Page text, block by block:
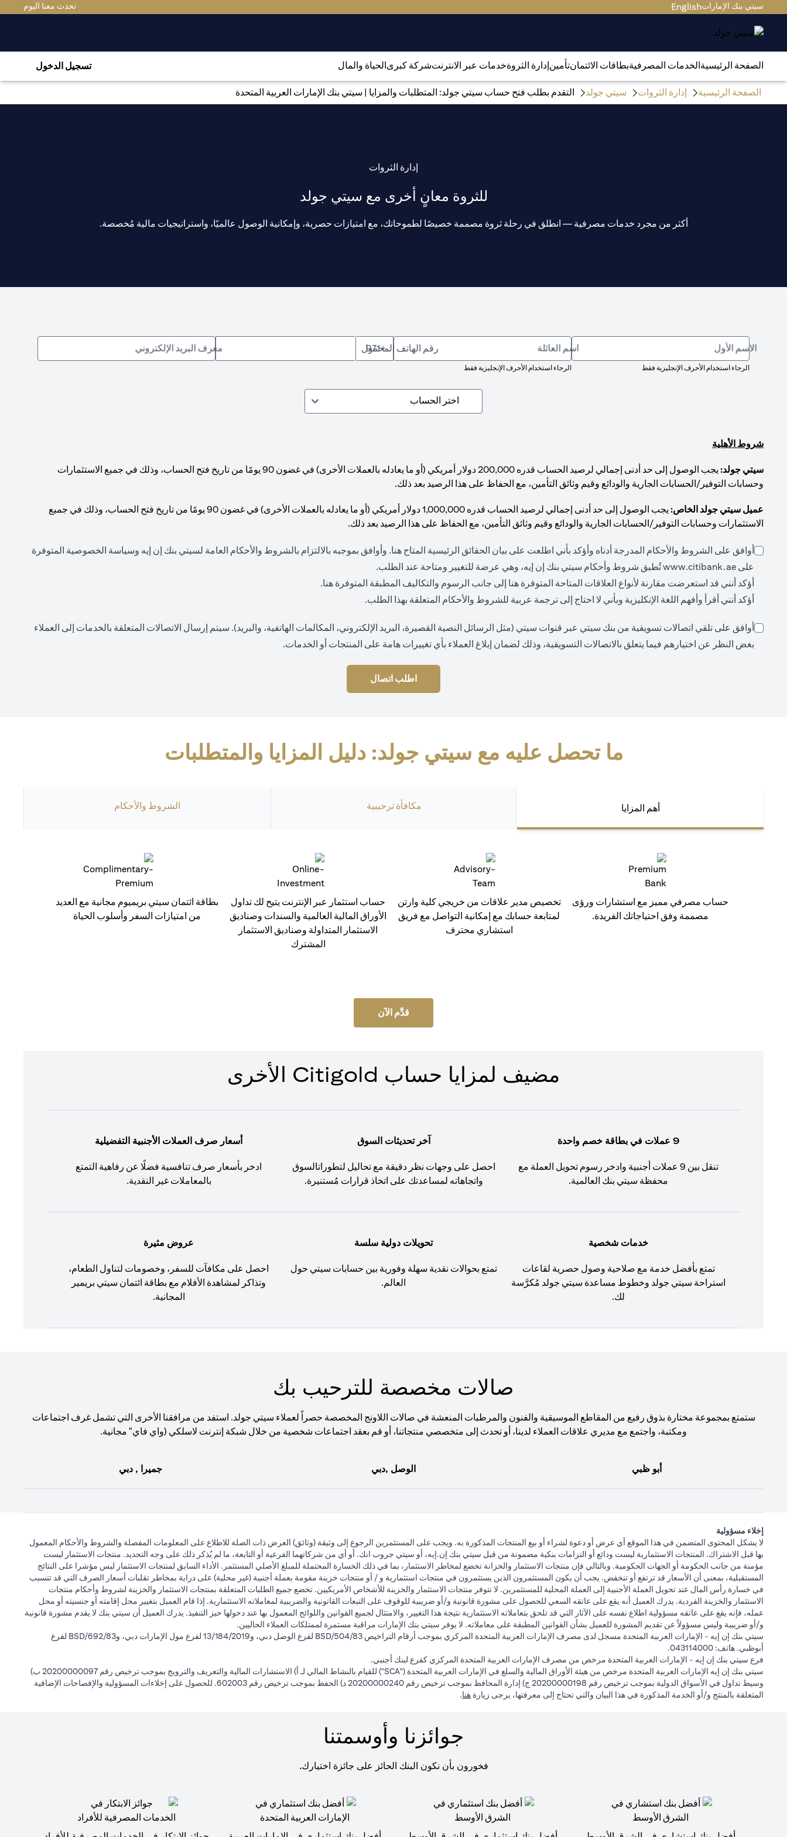
سيتي بنك الإماراتEnglish تحدث معنا اليوم
الصفحة الرئيسيةالخدمات المصرفيةبطاقات الائتمانتأمينإدارة الثروةخدمات عبر الانترنتشركة كبرىالحياة والمال تسجيل الدخول
الصفحة الرئيسية إدارة الثروات سيتي جولد التقدم بطلب فتح حساب سيتي جولد: المتطلبات والمزايا | سيتي بنك الإمارات العربية المتحدة
إدارة الثروات
للثروة معانٍ أخرى مع سيتي جولد
أكثر من مجرد خدمات مصرفية — انطلق في رحلة ثروة مصممة خصيصًا لطموحاتك، مع امتيازات حصرية، وإمكانية الوصول عالميًا، واستراتيجيات مالية مُخصصة.
الرجاء استخدام الأحرف الإنجليزية فقط
الاسم الأول
الرجاء استخدام الأحرف الإنجليزية فقط
اسم العائلة +971
رقم الهاتف المحمول معرف البريد الإلكتروني
شروط الأهلية
سيتي جولد:
يجب الوصول إلى حد أدنى إجمالي لرصيد الحساب قدره 200,000 دولار أمريكي (أو ما يعادله بالعملات الأخرى) في غضون 90 يومًا من تاريخ فتح الحساب، وذلك في جميع الاستثمارات
وحسابات التوفير/الحسابات الجارية والودائع وقيم وثائق التأمين، مع الحفاظ على هذا الرصيد بعد ذلك.
عميل سيتي جولد الخاص:
يجب الوصول إلى حد أدنى إجمالي لرصيد الحساب قدره 1,000,000 دولار أمريكي (أو ما يعادله بالعملات الأخرى) في غضون 90 يومًا من تاريخ فتح الحساب، وذلك في جميع
الاستثمارات وحسابات التوفير/الحسابات الجارية والودائع وقيم وثائق التأمين، مع الحفاظ على هذا الرصيد بعد ذلك.
أوافق على الشروط والأحكام المدرجة أدناه وأؤكد بأني اطلعت على بيان الحقائق الرئيسية المتاح هناopens in a new tab
. وأوافق بموجبه بالالتزام بالشروط والأحكام العامة لسيتي بنك إن إيه وسياسة الخصوصية المتوفرة
على www.citibank.ae
opens in a new tab
تُطبق شروط وأحكام سيتي بنك إن إيه، وهي عرضة للتغيير ومتاحة عند الطلب.
أؤكد أنني قد استعرضت مقارنة لأنواع العلاقات المتاحة المتوفرة هنا opens in a new tab
إلى جانب الرسوم والتكاليف المطبقة المتوفرة هناopens in a new tab.
أؤكد أنني أقرأ وأفهم اللغة الإنكليزية وبأني لا احتاج إلى ترجمة عربية للشروط والأحكام المتعلقة بهذا الطلب.
أوافق على تلقي اتصالات تسويقية من بنك سيتي عبر قنوات سيتي (مثل الرسائل النصية القصيرة، البريد الإلكتروني، المكالمات الهاتفية، والبريد). سيتم إرسال الاتصالات المتعلقة بالخدمات إلى العملاء
بغض النظر عن اختيارهم فيما يتعلق بالاتصالات التسويقية، وذلك لضمان إبلاغ العملاء بأي تغييرات هامة على المنتجات أو الخدمات.
اطلب اتصال
ما تحصل عليه مع سيتي جولد: دليل المزايا والمتطلبات
أهم المزايا مكافأة ترحيبية الشروط والأحكام
حساب مصرفي مميز مع استشارات ورؤى
مصممة وفق احتياجاتك الفريدة.
تخصيص مدير علاقات من خريجي كلية وارتن
لمتابعة حسابك مع إمكانية التواصل مع فريق
استشاري محترف
حساب استثمار عبر الإنترنت يتيح لك تداول
الأوراق المالية العالمية والسندات وصناديق
الاستثمار المتداولة وصناديق الاستثمار
المشترك
بطاقة ائتمان سيتي بريميوم مجانية مع العديد
من امتيازات السفر وأسلوب الحياة
قدِّم الآن
مضيف لمزايا حساب Citigold الأخرى
9 عملات في بطاقة خصم واحدة
تنقل بين 9 عملات أجنبية وادخر رسوم تحويل العملة مع
محفظة سيتي بنك العالمية.
آخر تحديثات السوق
احصل على وجهات نظر دقيقة مع تحاليل لتطوراتالسوق
واتجاهاته لمساعدتك على اتخاذ قرارات مُستنيرة.
أسعار صرف العملات الأجنبية التفضيلية
ادخر بأسعار صرف تنافسية فضلًا عن رفاهية التمتع
بالمعاملات غير النقدية.
خدمات شخصية
تمتع بأفضل خدمة مع صلاحية وصول حصرية لقاعات
استراحة سيتي جولد وخطوط مساعدة سيتي جولد مُكرَّسة
لك.
تحويلات دولية سلسة
تمتع بحوالات نقدية سهلة وفورية بين حسابات سيتي حول
العالم.
عروض مثيرة
احصل على مكافآت للسفر، وخصومات لتناول الطعام،
وتذاكر لمشاهدة الأفلام مع بطاقة ائتمان سيتي بريمير
المجانية.
صالات مخصصة للترحيب بك
ستمتع بمجموعة مختارة بذوق رفيع من المقاطع الموسيقية والفنون والمرطبات المنعشة في صالات اللاونج المخصصة حصراً لعملاء سيتي جولد. استفد من مرافقنا الأخرى التي تشمل غرف اجتماعات
ومكتبة، واجتمع مع مديري علاقات العملاء لدينا، أو تحدث إلى متخصصي منتجاتنا، أو قم بعقد اجتماعات شخصية من خلال شبكة إنترنت لاسلكي (واي فاي" مجانية.
أبو ظبي الوصل ,دبي جميرا , دبي
إخلاء مسؤولية
لا يشكل المحتوى المتضمن في هذا الموقع أي عرض أو دعوة لشراء أو بيع المنتجات المذكورة به. ويجب على المستثمرين الرجوع إلى وثيقة (وثائق) العرض ذات الصلة للاطلاع على المعلومات المفصلة والشروط والأحكام المعمول
بها قبل الاشتراك. المنتجات الاستثمارية ليست ودائع أو التزامات بنكية مضمونة من قبل سيتي بنك إن.إيه، أو سيتي جروب انك. أو أي من شركاتهما الفرعية أو التابعة، ما لم يُذكر ذلك على وجه التحديد. منتجات الاستثمار ليست
مؤمنة من جانب الحكومة أو الجهات الحكومية. وبالتالي فإن منتجات الاستثمار والخزانة تخضع لمخاطر الاستثمار، بما في ذلك الخسارة المحتملة للمبلغ الأصلي المستثمر. الأداء السابق لمنتجات الاستثمار ليس مؤشرا على النتائج
المستقبلية، بمعنى أن الأسعار قد ترتفع أو تنخفض. يجب أن يكون المستثمرون الذين يستثمرون في منتجات استثمارية و / أو منتجات خزينة مقومة بعملة أجنبية (غير محلية) على دراية بمخاطر تقلبات أسعار الصرف التي قد تتسبب
في خسارة رأس المال عند تحويل العملة الأجنبية إلى العملة المحلية للمستثمرين. لا تتوفر منتجات الاستثمار والخزينة للأشخاص الأمريكيين. تخضع جميع الطلبات المتعلقة بمنتجات الاستثمار والخزينة لشروط وأحكام منتجات
الاستثمار والخزينة الفردية. يدرك العميل أنه يقع على عاتقه السعي للحصول على مشورة قانونية و/أو ضريبية للوقوف على التبعات القانونية والضريبية لمعاملاته الاستثمارية. إذا قام العميل بتغيير محل إقامته أو جنسيته أو محل
عمله، فإنه يقع على عاتقه مسؤولية اطلاع نفسه على الآثار التي قد تلحق بتعاملاته الاستثمارية نتيجة هذا التغيير، والامتثال لجميع القوانين واللوائح المعمول بها عند دخولها حيز التنفيذ. يدرك العميل أن سيتي بنك لا يقدم مشورة قانونية
و/أو ضريبية وليس مسؤولاً عن تقديم المشورة للعميل بشأن القوانين المطبقة على معاملاته. لا يوفر سيتي بنك الإمارات مراقبة مستمرة لممتلكات العملاء الحاليين.
سيتي بنك إن إيه - الإمارات العربية المتحدة مسجل لدى مصرف الإمارات العربية المتحدة المركزي بموجب أرقام التراخيص BSD/504/83 لفرع الوصل دبي، و13/184/2019 لفرع مول الإمارات دبي، وBSD/692/83 لفرع
أبوظبي. هاتف: 043114000.
فرع سيتي بنك إن إيه - الإمارات العربية المتحدة مرخص من مصرف الإمارات العربية المتحدة المركزي كفرع لبنك أجنبي.
سيتي بنك إن إيه الإمارات العربية المتحدة مرخص من هيئة الأوراق المالية والسلع في الإمارات العربية المتحدة ("SCA") للقيام بالنشاط المالي لـ أ) الاستشارات المالية والتعريف والترويج بموجب ترخيص رقم 20200000097 ب)
وسيط تداول في الأسواق الدولية بموجب ترخيص رقم 20200000198 ج) إدارة المحافظ بموجب ترخيص رقم 20200000240 د) الحفظ بموجب ترخيص رقم 602003. للحصول على إخلاءات المسؤولية والإفصاحات الإضافية
المتعلقة بالمنتج و/أو الخدمة المذكورة في هذا البيان والتي تحتاج إلى معرفتها، يرجى زيارة هنا.
جوائزنا وأوسمتنا
فخورون بأن نكون البنك الحائز على جائزة اختيارك.